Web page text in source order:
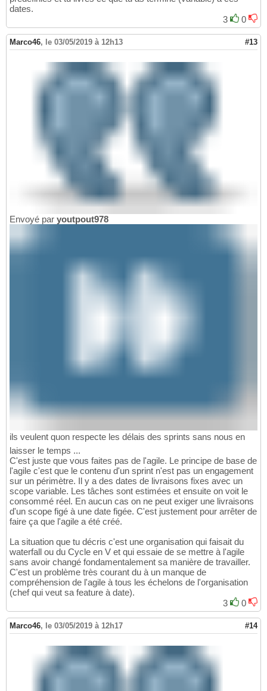
dates.
3
0
Marco46, le 03/05/2019 à 12h13 #13
Envoyé par youtpout978
ils veulent quon respecte les délais des sprints sans nous en
laisser le temps ...
C'est juste que vous faites pas de l'agile. Le principe de base de
l'agile c'est que le contenu d'un sprint n'est pas un engagement
sur un périmètre. Il y a des dates de livraisons fixes avec un
scope variable. Les tâches sont estimées et ensuite on voit le
consommé réel. En aucun cas on ne peut exiger une livraisons
d'un scope figé à une date figée. C'est justement pour arrêter de
faire ça que l'agile a été créé.
La situation que tu décris c'est une organisation qui faisait du
waterfall ou du Cycle en V et qui essaie de se mettre à l'agile
sans avoir changé fondamentalement sa manière de travailler.
C'est un problème très courant du à un manque de
compréhension de l'agile à tous les échelons de l'organisation
(chef qui veut sa feature à date).
3
0
Marco46, le 03/05/2019 à 12h17 #14